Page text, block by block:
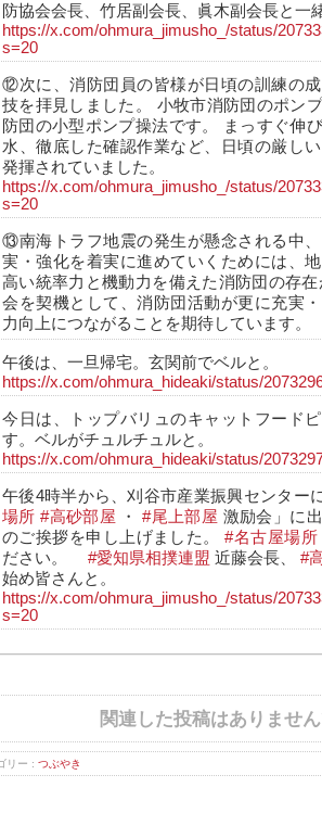
防協会会長、竹居副会長、眞木副会長と一
https://x.com/ohmura_jimusho_/status/
s=20
⑫次に、消防団員の皆様が日頃の訓練の
技を拝見しました。 小牧市消防団のポン
防団の小型ポンプ操法です。 まっすぐ伸
水、徹底した確認作業など、日頃の厳し
発揮されていました。
https://x.com/ohmura_jimusho_/status/
s=20
⑬南海トラフ地震の発生が懸念される中
実・強化を着実に進めていくためには、
高い統率力と機動力を備えた消防団の存
会を契機として、消防団活動が更に充実
力向上につながることを期待しています。
午後は、一旦帰宅。玄関前でベルと。
https://x.com/ohmura_hideaki/status/
今日は、トップバリュのキャットフード
す。ベルがチュルチュルと。
https://x.com/ohmura_hideaki/status/
午後4時半から、刈谷市産業振興センター
場所 #高砂部屋 ・#尾上部屋 激励会」に
のご挨拶を申し上げました。#名古屋場所
ださい。 #愛知県相撲連盟 近藤会長、 #
始め皆さんと。
https://x.com/ohmura_jimusho_/status/
s=20
関連した投稿はありませ
リー : つぶやき